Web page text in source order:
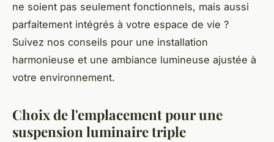
ne soient pas seulement fonctionnels, mais aussi
parfaitement intégrés à votre espace de vie ?
Suivez nos conseils pour une installation
harmonieuse et une ambiance lumineuse ajustée à
votre environnement.
Choix de l'emplacement pour une
suspension luminaire triple